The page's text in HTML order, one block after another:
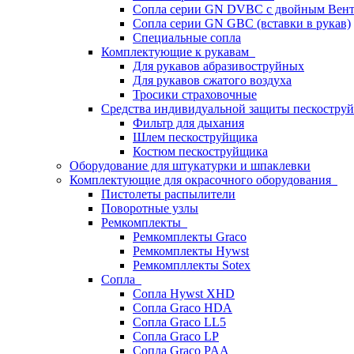
Сопла серии GN DVBC с двойным
Сопла серии GN GBC (вставки в рукав)
Специальные сопла
Комплектующие к рукавам
Для рукавов абразивоструйных
Для рукавов сжатого воздуха
Тросики страховочные
Средства индивидуальной защиты
Фильтр для дыхания
Шлем пескоструйщика
Костюм пескоструйщика
Оборудование для штукатурки и шпаклевки
Комплектующие для окрасочного оборудования
Пистолеты распылители
Поворотные узлы
Ремкомплекты
Ремкомплекты Graco
Ремкомплекты Hywst
Ремкомпллекты Sotex
Сопла
Сопла Hywst XHD
Сопла Graco HDA
Сопла Graco LL5
Сопла Graco LP
Сопла Graco PAA